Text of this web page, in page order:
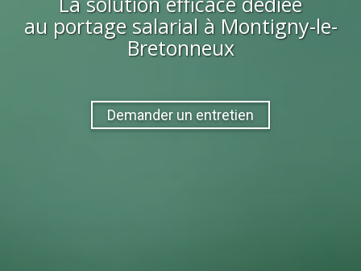
au portage salarial à Montigny-le-
Bretonneux
Demander un entretien